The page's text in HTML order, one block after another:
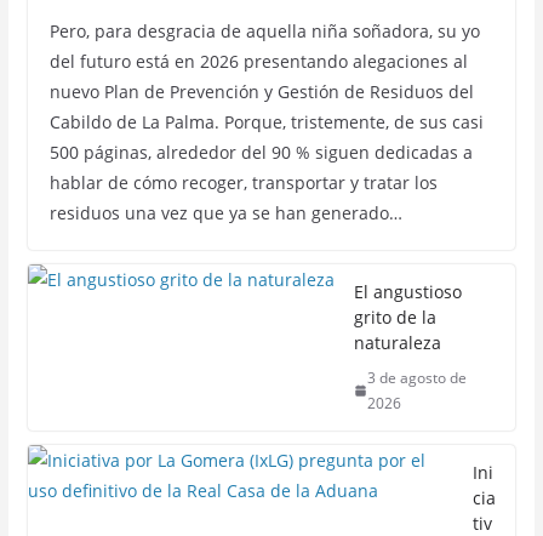
Pero, para desgracia de aquella niña soñadora, su yo
del futuro está en 2026 presentando alegaciones al
nuevo Plan de Prevención y Gestión de Residuos del
Cabildo de La Palma. Porque, tristemente, de sus casi
500 páginas, alrededor del 90 % siguen dedicadas a
hablar de cómo recoger, transportar y tratar los
residuos una vez que ya se han generado…
El angustioso
grito de la
naturaleza
3 de agosto de
2026
Ini
cia
tiv